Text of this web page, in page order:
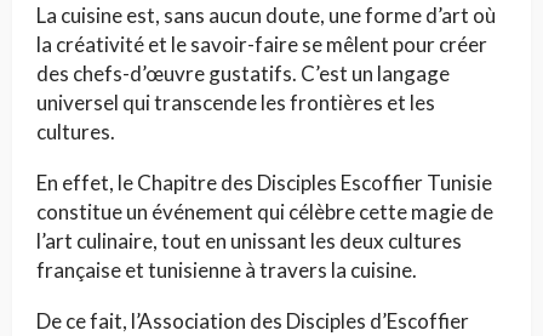
La cuisine est, sans aucun doute, une forme d’art où
la créativité et le savoir-faire se mêlent pour créer
des chefs-d’œuvre gustatifs. C’est un langage
universel qui transcende les frontières et les
cultures.
En effet, le Chapitre des Disciples Escoffier Tunisie
constitue un événement qui célèbre cette magie de
l’art culinaire, tout en unissant les deux cultures
française et tunisienne à travers la cuisine.
De ce fait, l’Association des Disciples d’Escoffier